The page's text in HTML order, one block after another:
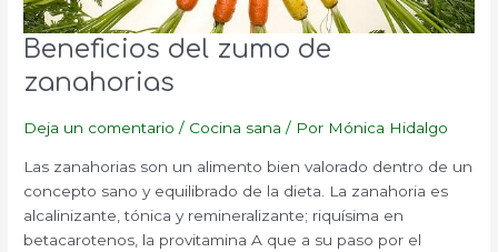
Beneficios del zumo de
zanahorias
Deja un comentario / Cocina sana / Por Mónica Hidalgo
Las zanahorias son un alimento bien valorado dentro de un
concepto sano y equilibrado de la dieta. La zanahoria es
alcalinizante, tónica y remineralizante; riquísima en
betacarotenos, la provitamina A que a su paso por el